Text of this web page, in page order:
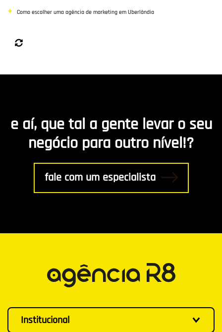
Como escolher uma agência de marketing em Uberlândia
e aí, que tal a gente levar o seu
negócio para outro nível!?
fale com um especialista
Institucional